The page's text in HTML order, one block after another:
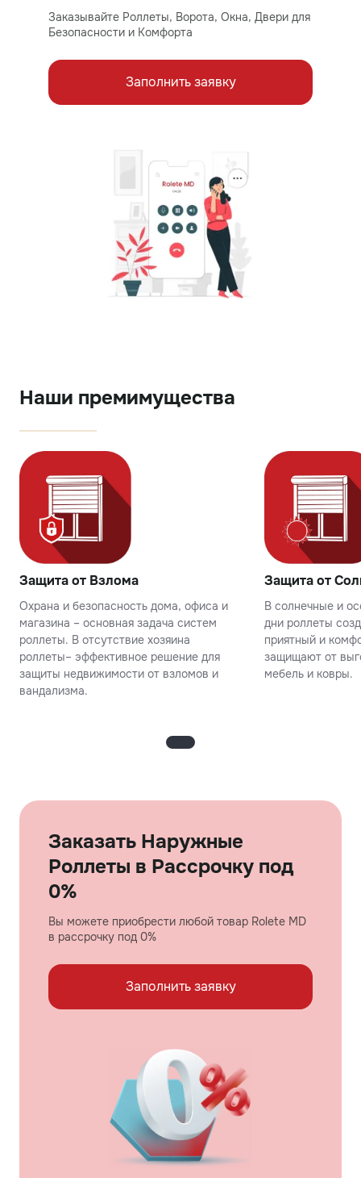
Заказывайте Роллеты, Ворота, Окна, Двери для
Безопасности и Комфорта
Заполнить заявку
Наши премимущества
Защита от Взлома
Охрана и безопасность дома, офиса и
магазина – основная задача систем
роллеты. В отсутствие хозяина
роллеты– эффективное решение для
защиты недвижимости от взломов и
вандализма.
Защита от
В солнечные и
дни роллеты
приятный и
защищают от
мебель и ковры.
Заказать Наружные
Роллеты в Рассрочку под
0%
Вы можете приобрести любой товар Rolete MD
в рассрочку под 0%
Заполнить заявку